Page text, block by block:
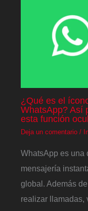
¿Qué es el
WhatsApp? Así
esta función
Deja un comentario /
WhatsApp es una
mensajería
global. Además
realizar